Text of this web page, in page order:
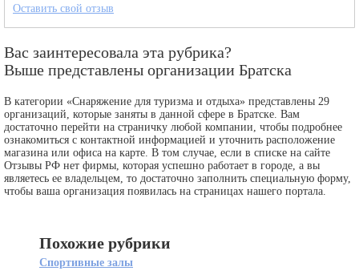
Оставить свой отзыв
Вас заинтересовала эта рубрика?
Выше представлены организации Братска
В категории «Снаряжение для туризма и отдыха» представлены 29
организаций, которые заняты в данной сфере в Братске. Вам
достаточно перейти на страничку любой компании, чтобы подробнее
ознакомиться с контактной информацией и уточнить расположение
магазина или офиса на карте. В том случае, если в списке на сайте
Отзывы РФ нет фирмы, которая успешно работает в городе, а вы
являетесь ее владельцем, то достаточно заполнить специальную форму,
чтобы ваша организация появилась на страницах нашего портала.
Похожие рубрики
Спортивные залы